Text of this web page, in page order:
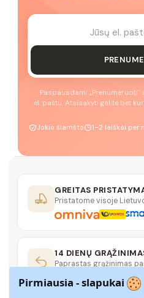
Paspausdami
el. paštu. Atsisakyti galite bet
Jokio šlamšto 1–2 laiškai per
GREITAS
Pristatome visoje
14 DIENŲ
Paprastas grąžinimas
Pirmiausia - slapukai